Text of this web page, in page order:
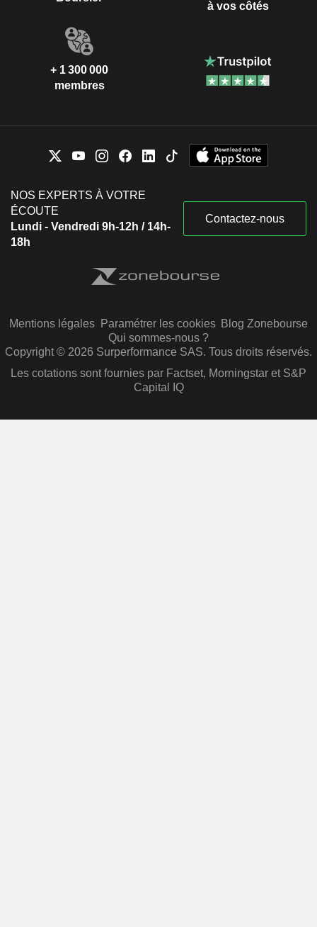
à vos côtés
+ 1 300 000
membres
NOS EXPERTS À VOTRE
ÉCOUTE
Lundi - Vendredi 9h-12h / 14h-
18h
Contactez-nous
Mentions légales Paramétrer les cookies Blog Zonebourse
Qui sommes-nous ?
Copyright © 2026 Surperformance SAS. Tous droits réservés.
Les cotations sont fournies par Factset, Morningstar et S&P
Capital IQ